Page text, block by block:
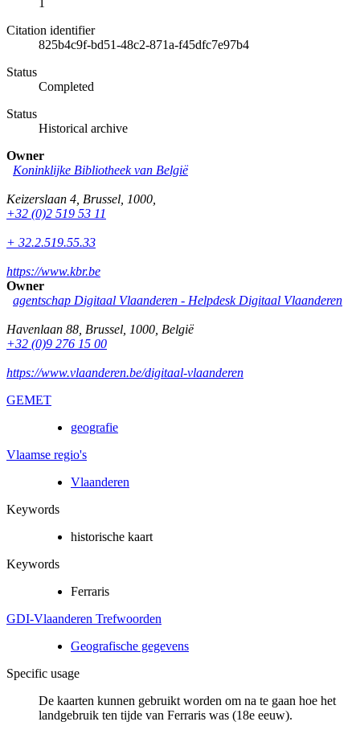
Citation identifier
825b4c9f-bd51-48c2-871a-f45dfc7e97b4
Status
Completed
Status
Historical archive
Owner
Koninklijke Bibliotheek van België
Keizerslaan 4 Brussel 1000
+32 (0)2 519 53 11
+ 32.2.519.55.33
https://www.kbr.be
Owner
agentschap Digitaal Vlaanderen - Helpdesk Digitaal Vlaanderen
Havenlaan 88 Brussel 1000 België
+32 (0)9 276 15 00
https://www.vlaanderen.be/digitaal-vlaanderen
GEMET
geografie
Vlaamse regio's
Vlaanderen
Keywords
historische kaart
Keywords
Ferraris
GDI-Vlaanderen Trefwoorden
Geografische gegevens
Specific usage
De kaarten kunnen gebruikt worden om na te gaan hoe het
landgebruik ten tijde van Ferraris was (18e eeuw).